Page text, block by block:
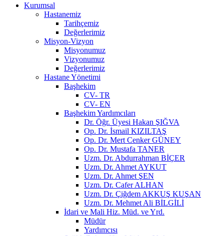
Kurumsal
Hastanemiz
Tarihçemiz
Değerlerimiz
Misyon-Vizyon
Misyonumuz
Vizyonumuz
Değerlerimiz
Hastane Yönetimi
Başhekim
CV- TR
CV- EN
Başhekim Yardımcıları
Dr. Öğr. Üyesi Hakan ŞIĞVA
Op. Dr. İsmail KIZILTAŞ
Op. Dr. Mert Cenker GÜNEY
Op. Dr. Mustafa TANER
Uzm. Dr. Abdurrahman BİÇER
Uzm. Dr. Ahmet AYKUT
Uzm. Dr. Ahmet ŞEN
Uzm. Dr. Cafer ALHAN
Uzm. Dr. Çiğdem AKKUŞ KUŞAN
Uzm. Dr. Mehmet Ali BİLGİLİ
İdari ve Mali Hiz. Müd. ve Yrd.
Müdür
Yardımcısı